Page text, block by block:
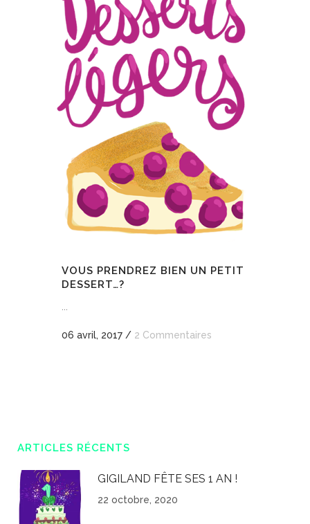
VOUS PRENDREZ BIEN UN PETIT
DESSERT…?
06 avril, 2017 / 2 Commentaires
ARTICLES RÉCENTS
GIGILAND FÊTE SES 1 AN !
22 octobre, 2020